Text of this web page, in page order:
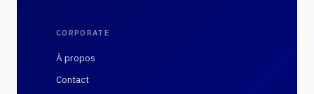
CORPORATE
À propos
Contact